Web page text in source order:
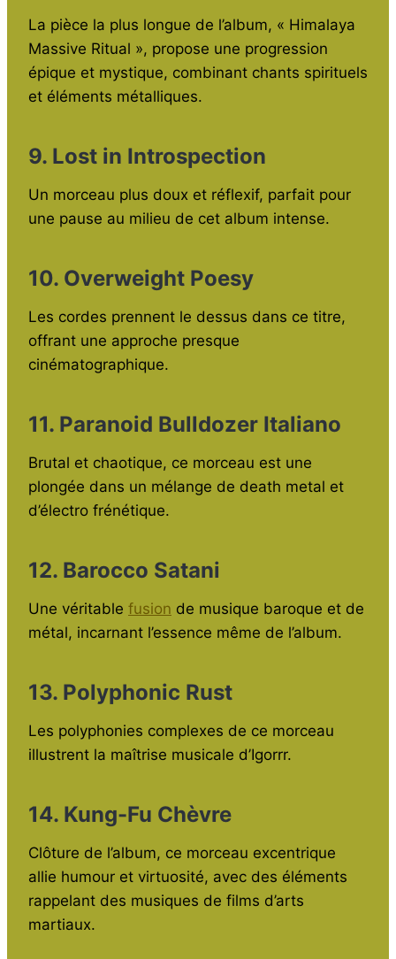
La pièce la plus longue de l’album, « Himalaya
Massive Ritual », propose une progression
épique et mystique, combinant chants spirituels
et éléments métalliques.
9. Lost in Introspection
Un morceau plus doux et réflexif, parfait pour
une pause au milieu de cet album intense.
10. Overweight Poesy
Les cordes prennent le dessus dans ce titre,
offrant une approche presque
cinématographique.
11. Paranoid Bulldozer Italiano
Brutal et chaotique, ce morceau est une
plongée dans un mélange de death metal et
d’électro frénétique.
12. Barocco Satani
Une véritable fusion de musique baroque et de
métal, incarnant l’essence même de l’album.
13. Polyphonic Rust
Les polyphonies complexes de ce morceau
illustrent la maîtrise musicale d’Igorrr.
14. Kung-Fu Chèvre
Clôture de l’album, ce morceau excentrique
allie humour et virtuosité, avec des éléments
rappelant des musiques de films d’arts
martiaux.